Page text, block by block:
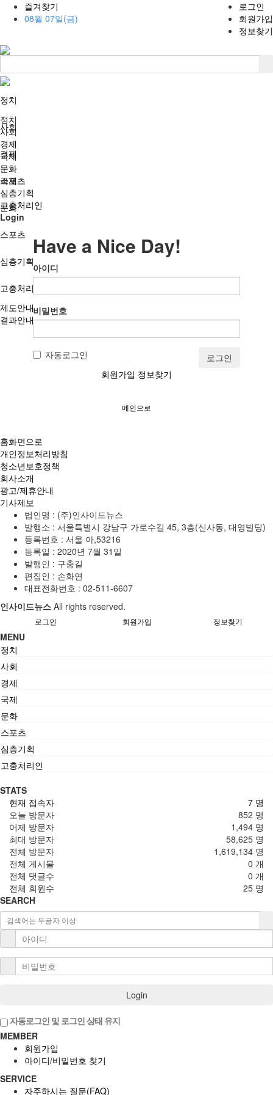
즐겨찾기
08월 07일(금)
로그인
회원가입
정보찾기
정치
사회
경제
국제
문화
스포츠
심층기획
고충처리인
제도안내
결과안내
정치
사회
경제
국제
문화
스포츠
심층기획
고충처리인
Login
Have a Nice Day!
아이디
비밀번호
자동로그인
로그인
회원가입 정보찾기
메인으로
홈화면으로
개인정보처리방침
청소년보호정책
회사소개
광고/제휴안내
기사제보
법인명 : (주)인사이드뉴스
발행소 : 서울특별시 강남구 가로수길 45, 3층(신사동, 대영빌딩)
등록번호 : 서울 아,53216
등록일 : 2020년 7월 31일
발행인 : 구충길
편집인 : 손화연
대표전화번호 : 02-511-6607
인사이드뉴스 All rights reserved.
로그인 회원가입 정보찾기
MENU
정치
사회
경제
국제
문화
스포츠
심층기획
고충처리인
STATS
7 명
현재 접속자
852 명
오늘 방문자
1,494 명
어제 방문자
58,625 명
최대 방문자
1,619,134 명
전체 방문자
0 개
전체 게시물
0 개
전체 댓글수
25 명
전체 회원수
SEARCH
Login
자동로그인 및 로그인 상태 유지
MEMBER
회원가입
아이디/비밀번호 찾기
SERVICE
자주하시는 질문(FAQ)